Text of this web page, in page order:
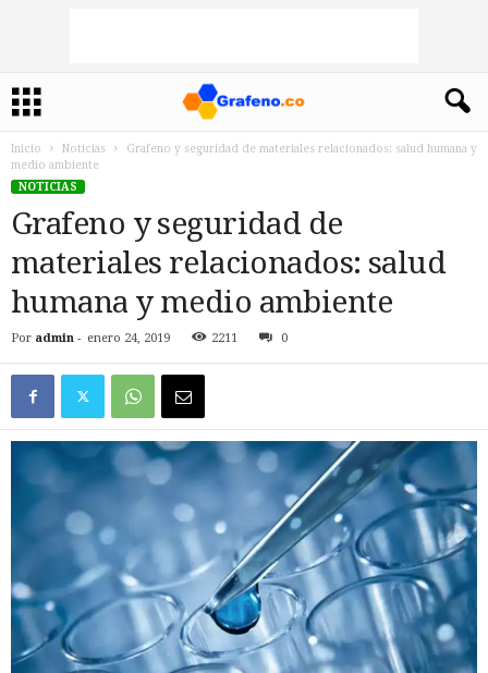
Inicio Noticias
Grafeno y seguridad de materiales relacionados: salud humana y
medio ambiente
NOTICIAS
Grafeno y seguridad de
materiales relacionados: salud
humana y medio ambiente
Por admin - enero 24, 2019 2211 0